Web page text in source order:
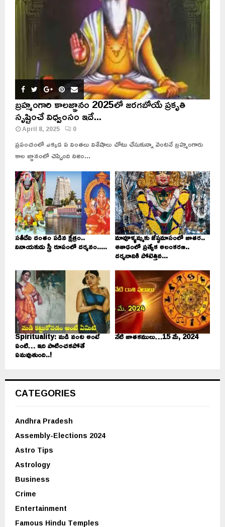
బ్రహ్మంగారి కాలజ్ఞానం 2025లో జరగబోయే ప్రకృతి
సృష్టించే విధ్వంసం ఇదే...
April 8, 2025 0
ప్రపంచంలో ఎక్కడ ఏ వింతలు విశేషాలు చోటు చేసుకున్నా వెంటనే బ్రహ్మంగారు
కాల జ్ఞానంలో చెప్పింది నిజం...
సతీదేవి దంతం పడిన క్షేత్రం..
వినాయకుడు స్త్రీ రూపంలో దర్శనం.....
మావూళ్ళమ్మకు జేష్ఠమాసంలో జాతర..
ఆశాఢంలో ప్రత్యేక అలంకరణ..
దర్శనానికి పోటెత్తిన...
Spirituality: మడి వంట అంటే
ఏంటి… ఇది పాటించకపోతే
ఏమవుతుంది..!
నేటి జాతకములు…15 మే, 2024
CATEGORIES
Andhra Pradesh
Assembly-Elections 2024
Astro Tips
Astrology
Business
Crime
Entertainment
Famous Hindu Temples